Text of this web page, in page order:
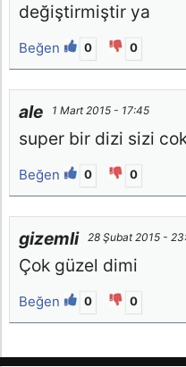
değiştirmiştir ya
Beğen 0 0
ale 1 Mart 2015 - 17:45
super bir dizi sizi
Beğen 0 0
gizemli 28 Şubat 2015 -
Çok güzel dimi
Beğen 0 0